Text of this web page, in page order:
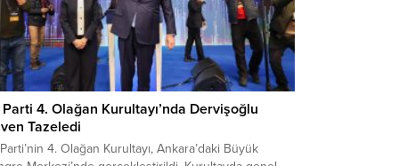
Parti 4. Olağan Kurultayı’nda Dervişoğlu
Tazeledi
4. Olağan Kurultayı, Ankara’daki Büyük